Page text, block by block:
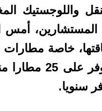
واللوجستيك
أمس
خاصة